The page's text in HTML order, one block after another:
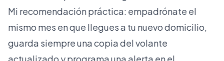
Mi recomendación práctica: empadrónate el
mismo mes en que llegues a tu nuevo domicilio,
guarda siempre una copia del volante
actualizado y programa una alerta en el